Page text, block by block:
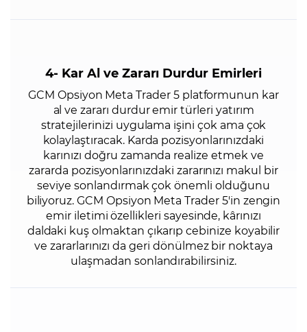
4- Kar Al ve Zararı Durdur Emirleri
GCM Opsiyon Meta Trader 5 platformunun kar
al ve zararı durdur emir türleri yatırım
stratejilerinizi uygulama işini çok ama çok
kolaylaştıracak. Karda pozisyonlarınızdaki
karınızı doğru zamanda realize etmek ve
zararda pozisyonlarınızdaki zararınızı makul bir
seviye sonlandırmak çok önemli olduğunu
biliyoruz. GCM Opsiyon Meta Trader 5'in zengin
emir iletimi özellikleri sayesinde, kârınızı
daldaki kuş olmaktan çıkarıp cebinize koyabilir
ve zararlarınızı da geri dönülmez bir noktaya
ulaşmadan sonlandırabilirsiniz.